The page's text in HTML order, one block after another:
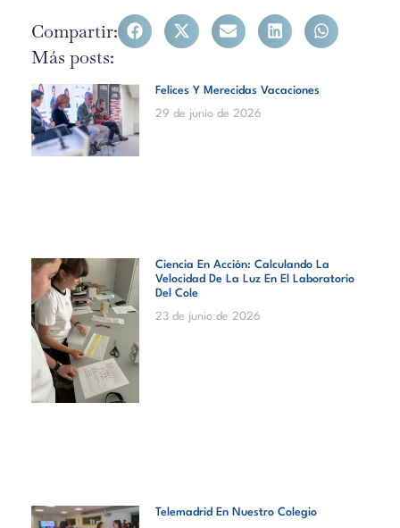
Compartir:
Más posts:
Felices Y Merecidas Vacaciones
29 de junio de 2026
Ciencia En Acción: Calculando La
Velocidad De La Luz En El Laboratorio
Del Cole
23 de junio de 2026
Telemadrid En Nuestro Colegio